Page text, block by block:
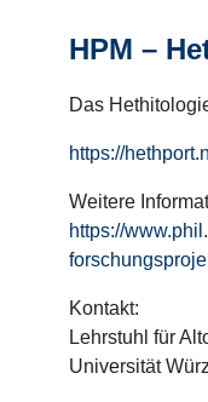
HPM –
Das
https://
Weitere
https://
Kontakt:
Lehrstuhl für
Universität